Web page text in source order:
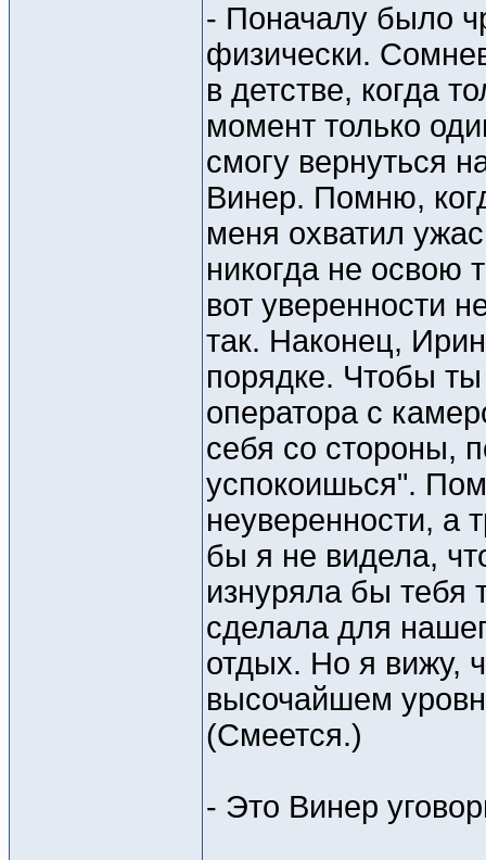
- Поначалу было
физически.
в детстве, когда
момент только
смогу вернуться
Винер. Помню,
меня охватил
никогда не освою
вот уверенности
так. Наконец,
порядке. Чтобы
оператора с
себя со стороны,
успокоишься".
неуверенности, а
бы я не видела,
изнуряла бы тебя
сделала для
отдых. Но я вижу,
высочайшем
(Смеется.)
- Это Винер